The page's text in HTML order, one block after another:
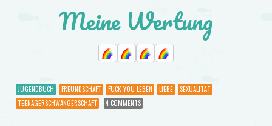
Meine Wertung
JUGENDBUCH FREUNDSCHAFT FUCK YOU LEBEN LIEBE
SEXUALITÄT
TEENAGERSCHWANGERSCHAFT
4 COMMENTS